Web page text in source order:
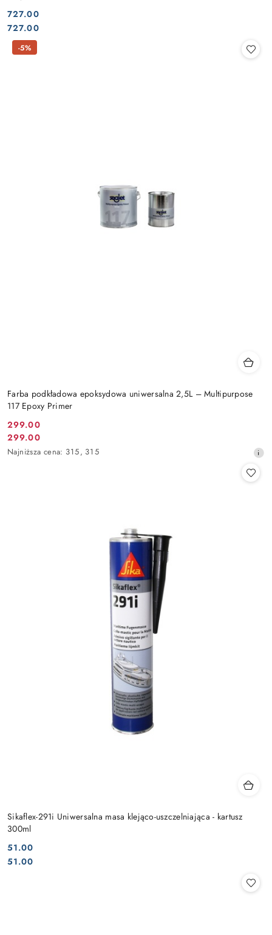
Cena:
727.00
Cena:
727.00
Farba podkładowa epoksydowa uniwersalna 2,5L – Multipurpose
117 Epoxy Primer
Cena
promocyjna:
299.00
Cena
promocyjna:
299.00
Najniższa
Najniższa cena: 315, 315
-5%
Sikaflex-291i Uniwersalna masa klejąco-uszczelniająca - kartusz
300ml
Cena:
51.00
Cena:
51.00